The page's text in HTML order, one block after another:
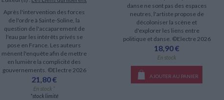
Après l'intervention des forces
de l'ordre à Sainte-Soline, la
question de l'accaparement de
l'eau par les intérêts privés se
pose en France. Les auteurs
mènent l'enquête afin de mettre
en lumière la complicité des
gouvernements. ©Electre 2026
21,80 €
En stock *
*stock limité
danse ne sont pas des espaces
neutres, l'artiste propose de
décoloniser la scène et
d'explorer les liens entre
politique et danse. ©Electre 2026
18,90 €
En stock
AJOUTER AU PANIER